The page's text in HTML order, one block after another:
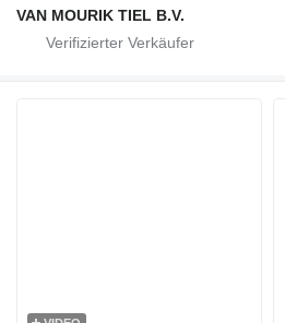
VAN MOURIK TIEL B.V.